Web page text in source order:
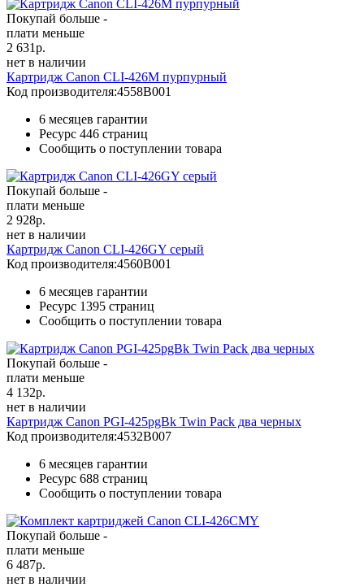
Покупай больше -
плати меньше
2 631р.
нет в наличии
Картридж Canon CLI-426M пурпурный
Код производителя:4558B001
6 месяцев гарантии
Ресурс 446 страниц
Сообщить о поступлении товара
Покупай больше -
плати меньше
2 928р.
нет в наличии
Картридж Canon CLI-426GY серый
Код производителя:4560B001
6 месяцев гарантии
Ресурс 1395 страниц
Сообщить о поступлении товара
Покупай больше -
плати меньше
4 132р.
нет в наличии
Картридж Canon PGI-425pgBk Twin Pack два черных
Код производителя:4532B007
6 месяцев гарантии
Ресурс 688 страниц
Сообщить о поступлении товара
Покупай больше -
плати меньше
6 487р.
нет в наличии